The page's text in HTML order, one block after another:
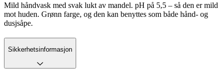
Mild håndvask med svak lukt av mandel. pH på 5,5 – så den er mild
mot huden. Grønn farge, og den kan benyttes som både hånd- og
dusjsåpe.
Sikkerhetsinformasjon